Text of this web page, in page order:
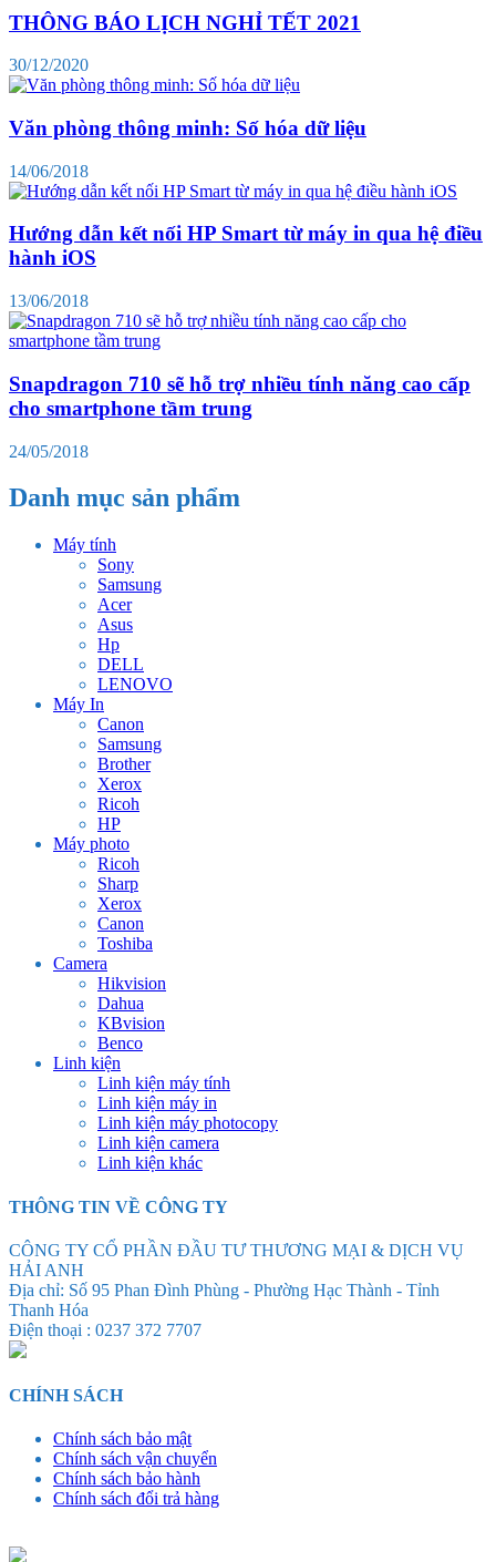
THÔNG BÁO LỊCH NGHỈ TẾT 2021
30/12/2020
Văn phòng thông minh: Số hóa dữ liệu
14/06/2018
Hướng dẫn kết nối HP Smart từ máy in qua hệ điều
hành iOS
13/06/2018
Snapdragon 710 sẽ hỗ trợ nhiều tính năng cao cấp
cho smartphone tầm trung
24/05/2018
Danh mục sản phẩm
Máy tính
Sony
Samsung
Acer
Asus
Hp
DELL
LENOVO
Máy In
Canon
Samsung
Brother
Xerox
Ricoh
HP
Máy photo
Ricoh
Sharp
Xerox
Canon
Toshiba
Camera
Hikvision
Dahua
KBvision
Benco
Linh kiện
Linh kiện máy tính
Linh kiện máy in
Linh kiện máy photocopy
Linh kiện camera
Linh kiện khác
THÔNG TIN VỀ CÔNG TY
CÔNG TY CỔ PHẦN ĐẦU TƯ THƯƠNG MẠI & DỊCH VỤ
HẢI ANH
Địa chỉ: Số 95 Phan Đình Phùng - Phường Hạc Thành - Tỉnh
Thanh Hóa
Điện thoại : 0237 372 7707
CHÍNH SÁCH
Chính sách bảo mật
Chính sách vận chuyển
Chính sách bảo hành
Chính sách đổi trả hàng